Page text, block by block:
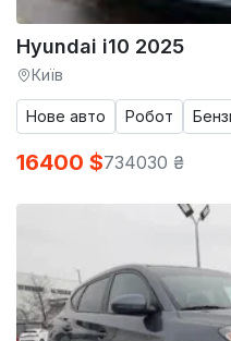
Hyundai i10 2025
Київ
Нове авто Робот
16400 $734030 ₴